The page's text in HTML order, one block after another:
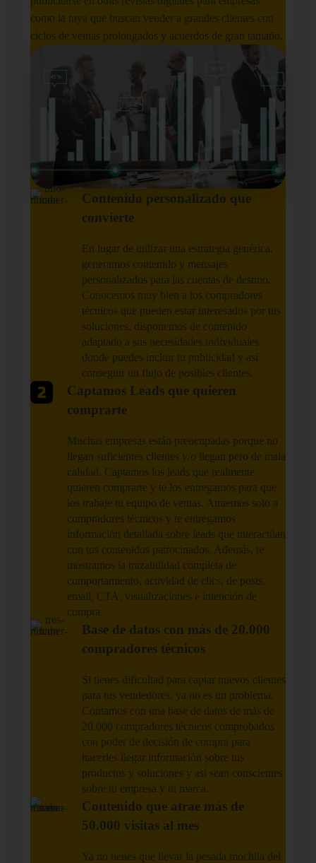
como la tuya que buscan vender a grandes clientes con
ciclos de ventas prolongados y acuerdos de gran tamaño.
Contenido personalizado que
convierte
En lugar de utilizar una estrategia genérica,
generamos contenido y mensajes
personalizados para las cuentas de destino.
Conocemos muy bien a los compradores
técnicos que pueden estar interesados por tus
soluciones, disponemos de contenido
adaptado a sus necesidades individuales
donde puedes incluir tu publicidad y así
conseguir un flujo de posibles clientes.
Captamos Leads que quieren
comprarte
Muchas empresas están preocupadas porque no
llegan suficientes clientes y/o llegan pero de mala
calidad. Captamos los leads que realmente
quieren comprarte y te los entregamos para que
los trabaje tu equipo de ventas. Atraemos solo a
compradores técnicos y te entregamos
información detallada sobre leads que interactúan
con tus contenidos patrocinados. Además, te
mostramos la trazabilidad completa de
comportamiento, actividad de clics, de posts,
email, CTA, visualizaciones e intención de
compra.
Base de datos con más de 20.000
compradores técnicos
Si tienes dificultad para captar nuevos clientes
para tus vendedores, ya no es un problema.
Contamos con una base de datos de más de
20.000 compradores técnicos comprobados
con poder de decisión de compra para
hacerles llegar información sobre tus
productos y soluciones y así sean conscientes
sobre tu empresa y tu marca.
Contenido que atrae más de
50.000 visitas al mes
Ya no tienes que llevar la pesada mochila del